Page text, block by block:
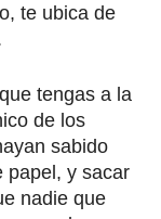
te ubica de
tengas a la
de los
sabido
papel, y sacar
nadie que